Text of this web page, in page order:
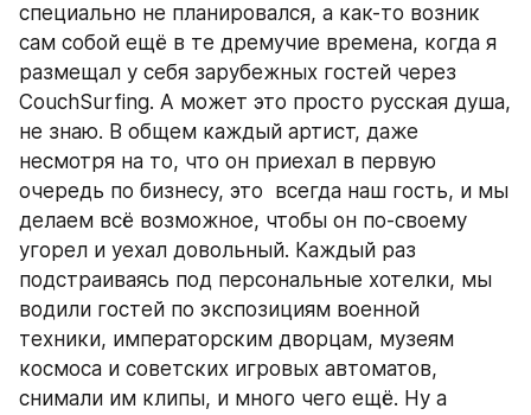
специально не планировался, а как-то возник
сам собой ещё в те дремучие времена, когда я
размещал у себя зарубежных гостей через
CouchSurfing. А может это просто русская душа,
не знаю. В общем каждый артист, даже
несмотря на то, что он приехал в первую
очередь по бизнесу, это  всегда наш гость, и мы
делаем всё возможное, чтобы он по-своему
угорел и уехал довольный. Каждый раз
подстраиваясь под персональные хотелки, мы
водили гостей по экспозициям военной
техники, императорским дворцам, музеям
космоса и советских игровых автоматов,
снимали им клипы, и много чего ещё. Ну а